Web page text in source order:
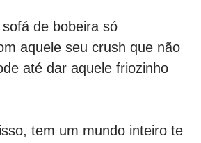
de bobeira só
aquele seu crush que não
até dar aquele friozinho
tem um mundo inteiro te